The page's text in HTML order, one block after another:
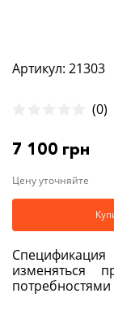
Артикул: 21303
(0)
7 100 грн
Цену уточняйте
изменяться
потребностями